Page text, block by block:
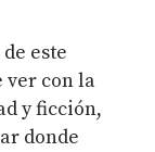
este
ver con la
y ficción,
donde